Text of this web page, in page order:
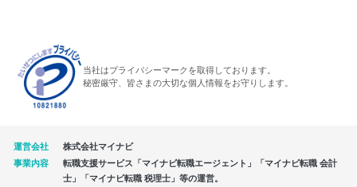
当社はプライバシーマークを取得しております。
秘密厳守、皆さまの大切な個人情報をお守りします。
運営会社
株式会社マイナビ
事業内容
転職支援サービス「マイナビ転職エージェント」「マイナビ転職 会計
士」「マイナビ転職 税理士」等の運営。